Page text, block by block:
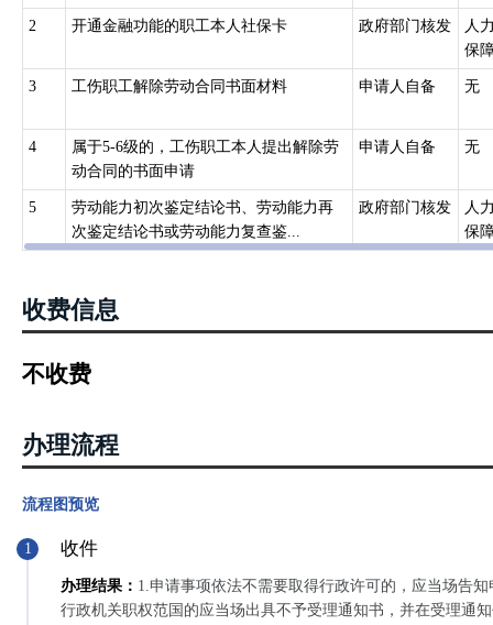
。第三十七条：职工因工致残被鉴定为七级至十级伤残的，享受以
性伤残补助金……（二）劳动、聘用合同期满终止，或者职工本人提
次性工伤医疗补助金，由用人单位支付一次性伤残就业补助金。一
标准由省、自治区、直辖市人民政府规定。
职工本人工资或统筹地区上年度职工月平均工资，核定一次性伤残
2 开通金融功能的职工本人社保卡 政府部门核发
人
保
3 工伤职工解除劳动合同书面材料 申请人自备 无
4
属于5-6级的，工伤职工本人提出解除劳
动合同的书面申请
申请人自备 无
5
劳动能力初次鉴定结论书、劳动能力再
次鉴定结论书或劳动能力复查鉴...
政府部门核发
人
保
收费信息
不收费
办理流程
流程图预览
1 收件
办理结果： 1.申请事项依法不需要取得行政许可的，应当场告
行政机关职权范国的应当场出具不予受理通知书，并在受理通